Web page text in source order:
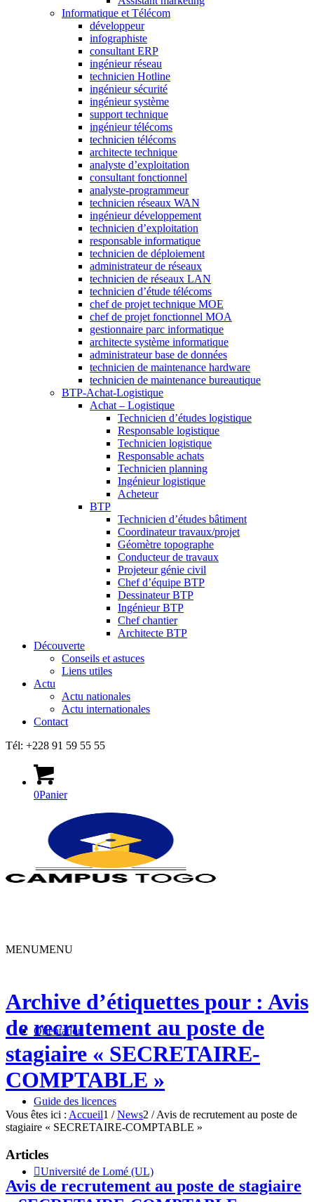
Informatique et Télécom
développeur
infographiste
consultant ERP
ingénieur réseau
technicien Hotline
ingénieur sécurité
ingénieur système
support technique
ingénieur télécoms
technicien télécoms
architecte technique
analyste d’exploitation
consultant fonctionnel
analyste-programmeur
technicien réseaux WAN
ingénieur développement
technicien d’exploitation
responsable informatique
technicien de déploiement
administrateur de réseaux
technicien de réseaux LAN
technicien d’étude télécoms
chef de projet technique MOE
chef de projet fonctionnel MOA
gestionnaire parc informatique
architecte système informatique
administrateur base de données
technicien de maintenance hardware
technicien de maintenance bureautique
BTP-Achat-Logistique
Achat – Logistique
Technicien d’études logistique
Responsable logistique
Technicien logistique
Responsable achats
Technicien planning
Ingénieur logistique
Acheteur
BTP
Technicien d’études bâtiment
Coordinateur travaux/projet
Géomètre topographe
Conducteur de travaux
Projeteur génie civil
Chef d’équipe BTP
Dessinateur BTP
Ingénieur BTP
Chef chantier
Architecte BTP
Découverte
Conseils et astuces
Liens utiles
Actu
Actu nationales
Actu internationales
Contact
Tél: +228 91 59 55 55
0Panier
MENUMENU
Orientation
Guide des licences
Université de Lomé (UL)
Archive d’étiquettes pour : Avis
de recrutement au poste de
stagiaire « SECRETAIRE-
COMPTABLE »
Vous êtes ici : Accueil1 / News2 / Avis de recrutement au poste de
stagiaire « SECRETAIRE-COMPTABLE »
Articles
Avis de recrutement au poste de stagiaire